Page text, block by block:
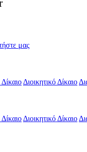
μας
Διοικητικό Δίκαιο
Διοικητικό Δίκαιο